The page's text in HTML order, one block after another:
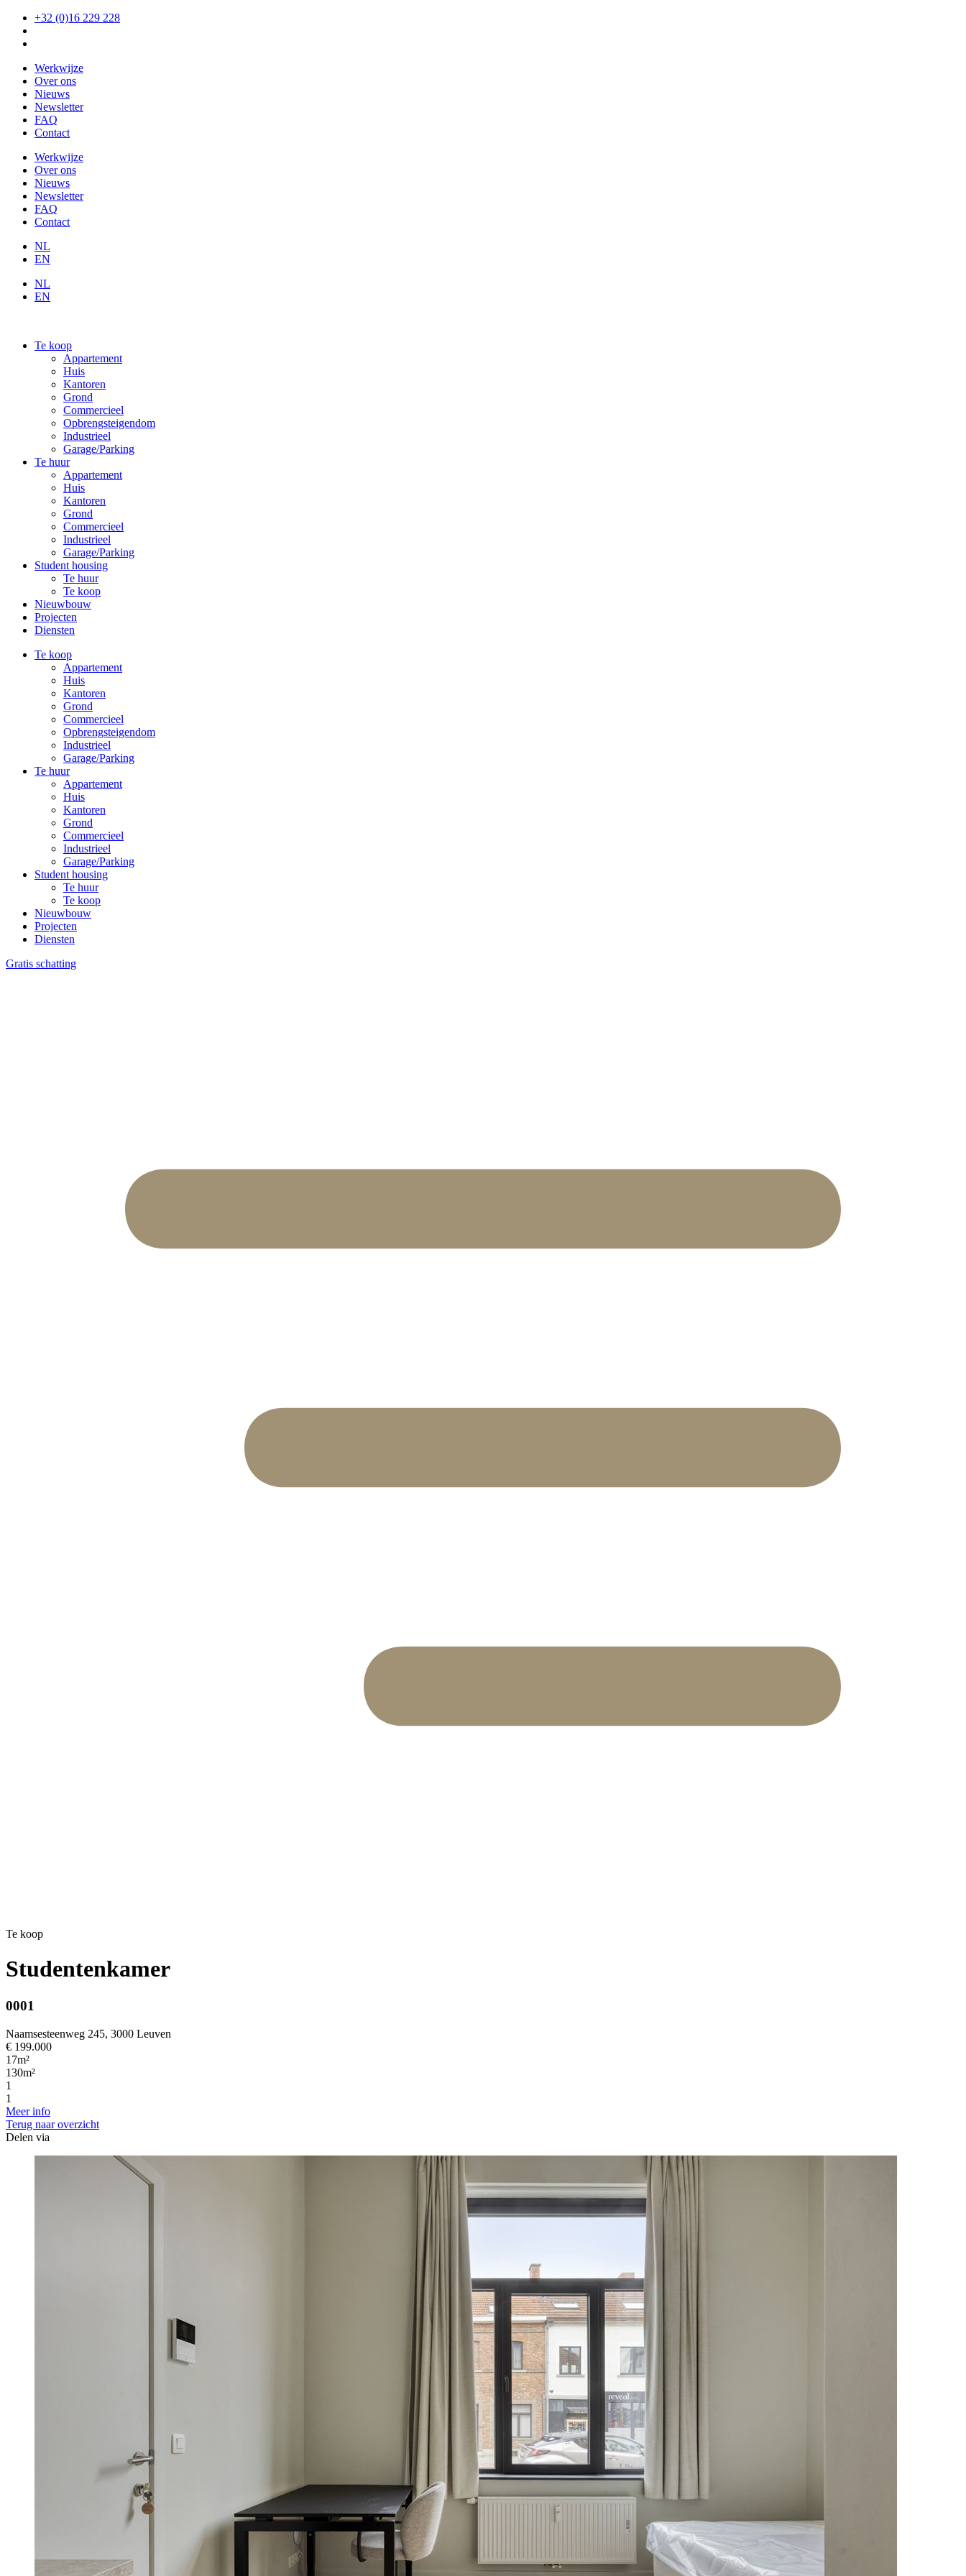
naar
+32 (0)16 229 228
Werkwijze
Over ons
Nieuws
Newsletter
FAQ
Contact
Werkwijze
Over ons
Nieuws
Newsletter
FAQ
Contact
NL
EN
NL
EN
Te koop
Appartement
Huis
Kantoren
Grond
Commercieel
Opbrengsteigendom
Industrieel
Garage/Parking
Te huur
Appartement
Huis
Kantoren
Grond
Commercieel
Industrieel
Garage/Parking
Student housing
Te huur
Te koop
Nieuwbouw
Projecten
Diensten
Te koop
Appartement
Huis
Kantoren
Grond
Commercieel
Opbrengsteigendom
Industrieel
Garage/Parking
Te huur
Appartement
Huis
Kantoren
Grond
Commercieel
Industrieel
Garage/Parking
Student housing
Te huur
Te koop
Nieuwbouw
Projecten
Diensten
Gratis schatting
Te koop
Studentenkamer
0001
Naamsesteenweg 245, 3000 Leuven
€ 199.000
17m²
130m²
1
1
Meer info
Terug naar overzicht
Delen via